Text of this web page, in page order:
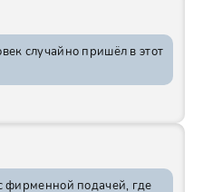
случайно пришёл в этот
подачей, где